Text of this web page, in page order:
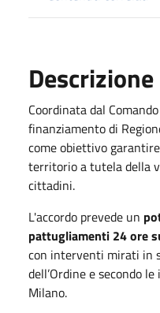
Descrizione
Coordinata dal
finanziamento di
come obiettivo
territorio a tutela della
cittadini.
L'accordo prevede un
pattugliamenti 24 ore
con interventi mirati in
dell’Ordine e secondo
Milano.